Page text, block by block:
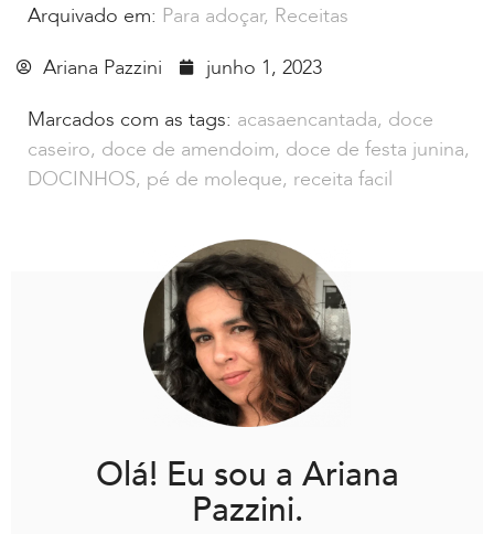
Arquivado em: Para adoçar, Receitas
Ariana Pazzini
junho 1, 2023
Marcados com as tags: acasaencantada, doce
caseiro, doce de amendoim, doce de festa junina,
DOCINHOS, pé de moleque, receita facil
Olá! Eu sou a Ariana
Pazzini.